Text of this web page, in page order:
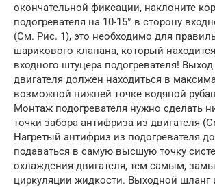
окончательной фиксации, наклоните
подогревателя на 10-15° в сторону
(См. Рис. 1), это необходимо для
шарикового клапана, который
входного штуцера подогревателя!
двигателя должен находиться в
возможной нижней точке водяной
Монтаж подогревателя нужно сделать
точки забора антифриза из двигателя
Нагретый антифриз из подогревателя
подаваться в самую высшую точку
охлаждения двигателя, тем самым,
циркуляции жидкости. Выходной шланг